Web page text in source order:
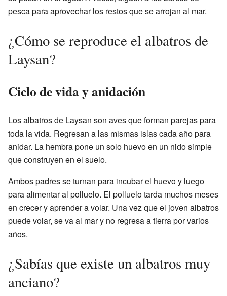
pesca para aprovechar los restos que se arrojan al mar.
¿Cómo se reproduce el albatros de
Laysan?
Ciclo de vida y anidación
Los albatros de Laysan son aves que forman parejas para
toda la vida. Regresan a las mismas islas cada año para
anidar. La hembra pone un solo huevo en un nido simple
que construyen en el suelo.
Ambos padres se turnan para incubar el huevo y luego
para alimentar al polluelo. El polluelo tarda muchos meses
en crecer y aprender a volar. Una vez que el joven albatros
puede volar, se va al mar y no regresa a tierra por varios
años.
¿Sabías que existe un albatros muy
anciano?